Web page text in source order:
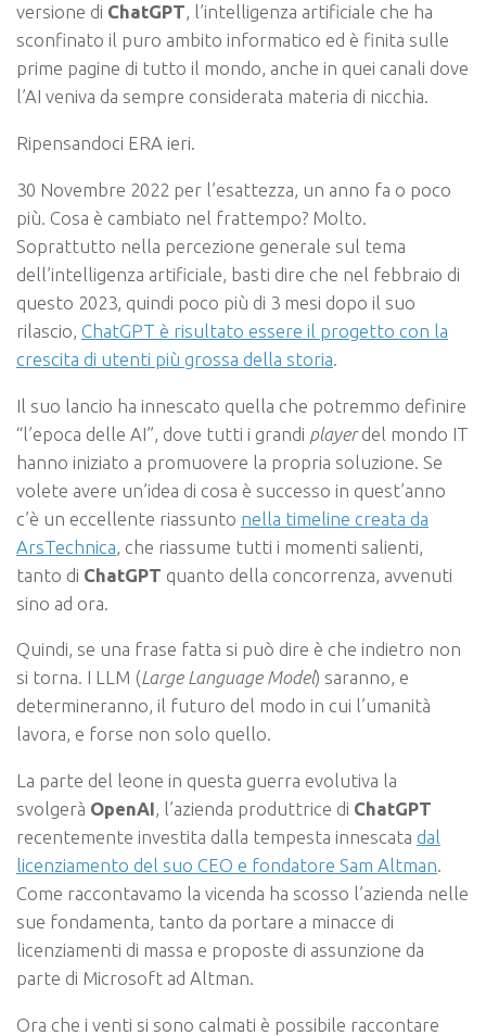
versione di ChatGPT, l’intelligenza artificiale che ha
sconfinato il puro ambito informatico ed è finita sulle
prime pagine di tutto il mondo, anche in quei canali dove
l’AI veniva da sempre considerata materia di nicchia.
Ripensandoci ERA ieri.
30 Novembre 2022 per l’esattezza, un anno fa o poco
più. Cosa è cambiato nel frattempo? Molto.
Soprattutto nella percezione generale sul tema
dell’intelligenza artificiale, basti dire che nel febbraio di
questo 2023, quindi poco più di 3 mesi dopo il suo
rilascio, ChatGPT è risultato essere il progetto con la
crescita di utenti più grossa della storia.
Il suo lancio ha innescato quella che potremmo definire
“l’epoca delle AI”, dove tutti i grandi playerdel mondo IT
hanno iniziato a promuovere la propria soluzione. Se
volete avere un’idea di cosa è successo in quest’anno
c’è un eccellente riassunto nella timeline creata da
ArsTechnica , che riassume tutti i momenti salienti,
tanto di ChatGPT quanto della concorrenza, avvenuti
sino ad ora.
Quindi, se una frase fatta si può dire è che indietro non
si torna. I LLM (Large Language Model) saranno, e
determineranno, il futuro del modo in cui l’umanità
lavora, e forse non solo quello.
La parte del leone in questa guerra evolutiva la
svolgerà OpenAI, l’azienda produttrice di ChatGPT
recentemente investita dalla tempesta innescata dal
licenziamento del suo CEO e fondatore Sam Altman.
Come raccontavamo la vicenda ha scosso l’azienda nelle
sue fondamenta, tanto da portare a minacce di
licenziamenti di massa e proposte di assunzione da
parte di Microsoft ad Altman.
Ora che i venti si sono calmati è possibile raccontare